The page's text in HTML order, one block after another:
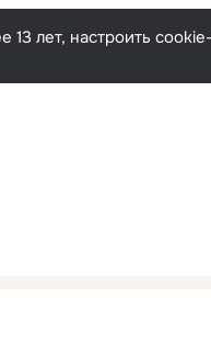
13 лет, настроить